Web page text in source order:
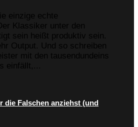
einzige echte
Klassiker unter den
sein heißt produktiv sein.
Output. Und so schreiben
mit den tausendundeins
einfällt,...
die Falschen anziehst (und